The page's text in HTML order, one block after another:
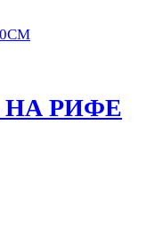
НА РИФЕ